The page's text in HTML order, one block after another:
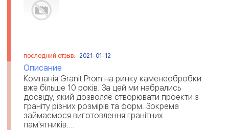
последний отзыв: 2021-01-12
Описание
Компанія Granit Prom на ринку каменеобробки
вже більше 10 років. За цей ми набрались
досвіду, який дозволяє створювати проекти з
граніту різних розмірів та форм. Зокрема
займаємося виготовлення гранітних
пам'ятників....